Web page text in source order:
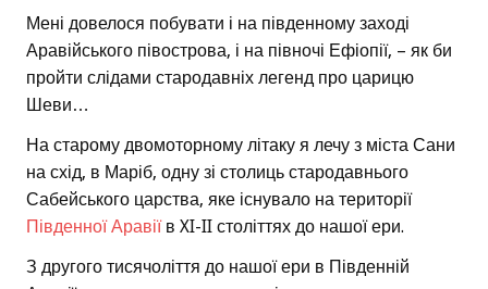
Мені довелося побувати і на південному заході
Аравійського півострова, і на півночі Ефіопії, – як би
пройти слідами стародавніх легенд про царицю
Шеви…
На старому двомоторному літаку я лечу з міста Сани
на схід, в Маріб, одну зі столиць стародавнього
Сабейського царства, яке існувало на території
Південної Аравіїв XI-II століттях до нашої ери.
З другого тисячоліття до нашої ери в Південній